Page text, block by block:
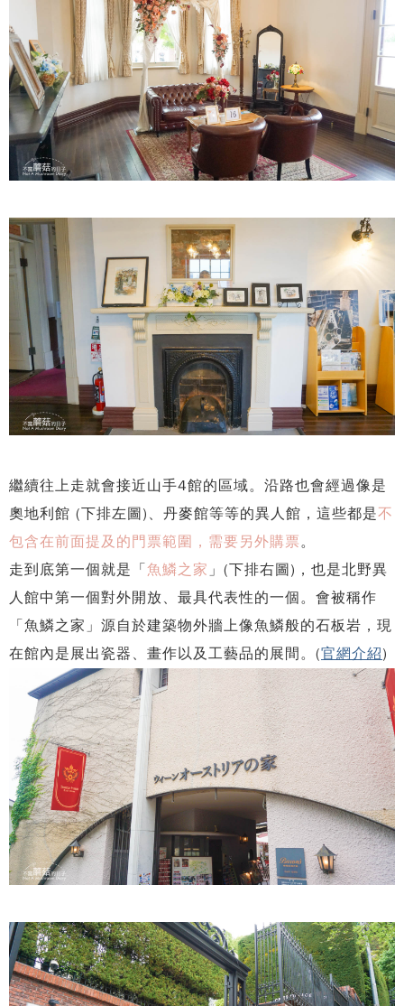
繼續往上走就會接近山手4館的區域。沿路也會經過像是
奧地利館 (下排左圖)、丹麥館等等的異人館，這些都是不
包含在前面提及的門票範圍，需要另外購票。
走到底第一個就是「魚鱗之家 」(下排右圖)，也是北野異
人館中第一個對外開放、最具代表性的一個。會被稱作
「魚鱗之家」源自於建築物外牆上像魚鱗般的石板岩，現
在館內是展出瓷器、畫作以及工藝品的展間。(官網介紹)